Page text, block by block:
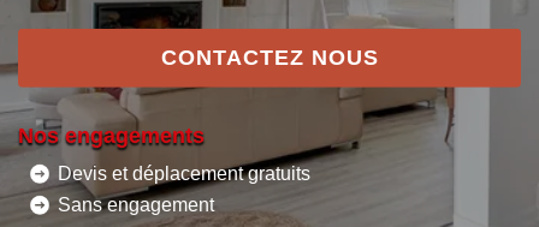
CONTACTEZ NOUS
Nos engagements
Devis et déplacement gratuits
Sans engagement